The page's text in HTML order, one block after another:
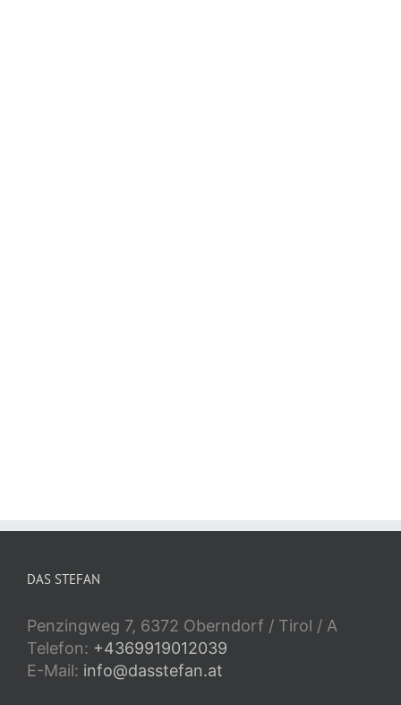
DAS STEFAN
Penzingweg 7, 6372 Oberndorf / Tirol / A
Telefon: +4369919012039
E-Mail: info@dasstefan.at